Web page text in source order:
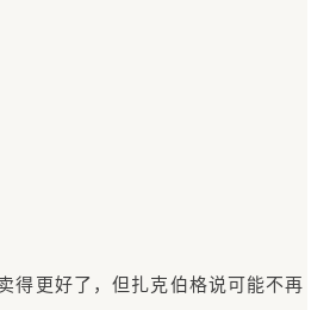
得更好了，但扎克伯格说可能不再